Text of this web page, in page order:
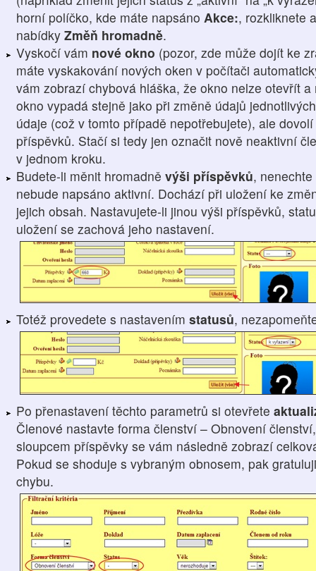
horní políčko, kde máte napsáno Akce:, rozkliknete
nabídky Změň hromadně.
Vyskočí vám nové okno (pozor, zde může dojít ke
máte vyskakování nových oken v počítači
vám zobrazí chybová hláška, že okno nelze otevřít
okno vypadá stejně jako při změně údajů
údaje (což v tomto případě nepotřebujete), ale
příspěvků. Stačí si tedy jen označit nově neaktivní
v jednom kroku.
Budete-li měnit hromadně výši příspěvků,
nebude napsáno aktivní. Dochází při uložení ke
jejich obsah. Nastavujete-li jinou výši příspěvků,
uložení se zachová jeho nastavení.
Totéž provedete s nastavením statusů,
Po přenastavení těchto parametrů si otevřete
Členové nastavte forma členství – Obnovení
sloupcem příspěvky se vám následně zobrazí
Pokud se shoduje s vybraným obnosem, pak
chybu.